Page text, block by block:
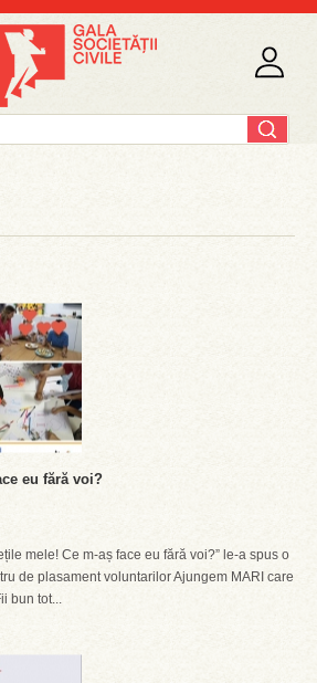
eu fără voi?
mele! Ce m-aș face eu fără voi?” le-a spus o
de plasament voluntarilor Ajungem MARI care
bun tot...